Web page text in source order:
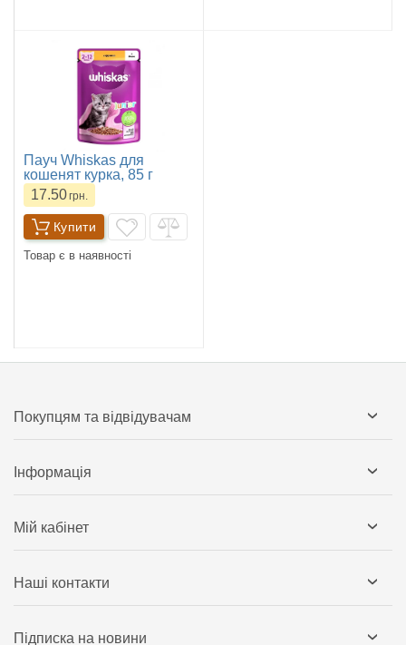
Пауч Whiskas для
кошенят курка, 85 г
17.50грн.
Купити
Товар є в наявності
Покупцям та відвідувачам
Інформація
Мій кабінет
Наші контакти
Підписка на новини